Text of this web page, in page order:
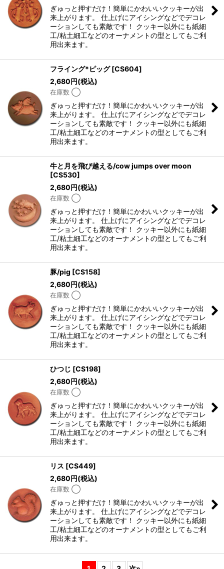
ぎゅっと押すだけ！簡単にかわいいクッキーが出
来上がります。 仕上げにアイシングなどでデコレ
ーションしても素敵です！ クッキー以外にも紙細
工/粘土細工などのオーナメントの型としてもご利
用出来ます。
フライング*ピッグ [CS604]
2,680円(税込)
在庫数 ◯
ぎゅっと押すだけ！簡単にかわいいクッキーが出
来上がります。 仕上げにアイシングなどでデコレ
ーションしても素敵です！ クッキー以外にも紙細
工/粘土細工などのオーナメントの型としてもご利
用出来ます。
牛と月を飛び越える/cow jumps over moon
[CS530]
2,680円(税込)
在庫数 ◯
ぎゅっと押すだけ！簡単にかわいいクッキーが出
来上がります。 仕上げにアイシングなどでデコレ
ーションしても素敵です！ クッキー以外にも紙細
工/粘土細工などのオーナメントの型としてもご利
用出来ます。
豚/pig [CS158]
2,680円(税込)
在庫数 ◯
ぎゅっと押すだけ！簡単にかわいいクッキーが出
来上がります。 仕上げにアイシングなどでデコレ
ーションしても素敵です！ クッキー以外にも紙細
工/粘土細工などのオーナメントの型としてもご利
用出来ます。
ひつじ [CS198]
2,680円(税込)
在庫数 ◯
ぎゅっと押すだけ！簡単にかわいいクッキーが出
来上がります。 仕上げにアイシングなどでデコレ
ーションしても素敵です！ クッキー以外にも紙細
工/粘土細工などのオーナメントの型としてもご利
用出来ます。
リス [CS449]
2,680円(税込)
在庫数 ◯
ぎゅっと押すだけ！簡単にかわいいクッキーが出
来上がります。 仕上げにアイシングなどでデコレ
ーションしても素敵です！ クッキー以外にも紙細
工/粘土細工などのオーナメントの型としてもご利
用出来ます。